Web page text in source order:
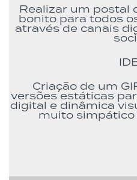
Realizar um postal
bonito para todos os
através de canais
Criação de um
versões estáticas
digital e dinâmica
muito simpático